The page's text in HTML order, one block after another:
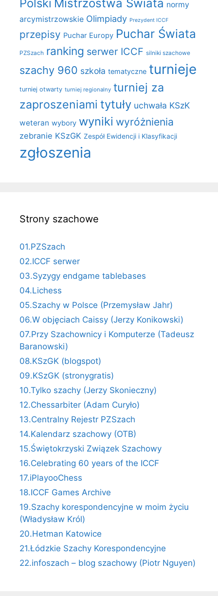
Polski Mistrzostwa Świata normy
arcymistrzowskie Olimpiady Prezydent ICCF
przepisy Puchar Europy Puchar Świata
PZSzach ranking serwer ICCF silniki szachowe
szachy 960 szkoła tematyczne turnieje
turniej otwarty turniej regionalny turniej za
zaproszeniami tytuły uchwała KSzK
weteran wybory wyniki wyróżnienia
zebranie KSzGK Zespół Ewidencji i Klasyfikacji
zgłoszenia
Strony szachowe
01.PZSzach
02.ICCF serwer
03.Syzygy endgame tablebases
04.Lichess
05.Szachy w Polsce (Przemysław Jahr)
06.W objęciach Caissy (Jerzy Konikowski)
07.Przy Szachownicy i Komputerze (Tadeusz
Baranowski)
08.KSzGK (blogspot)
09.KSzGK (stronygratis)
10.Tylko szachy (Jerzy Skonieczny)
12.Chessarbiter (Adam Curyło)
13.Centralny Rejestr PZSzach
14.Kalendarz szachowy (OTB)
15.Świętokrzyski Związek Szachowy
16.Celebrating 60 years of the ICCF
17.iPlayooChess
18.ICCF Games Archive
19.Szachy korespondencyjne w moim życiu
(Władysław Król)
20.Hetman Katowice
21.Łódzkie Szachy Korespondencyjne
22.infoszach – blog szachowy (Piotr Nguyen)